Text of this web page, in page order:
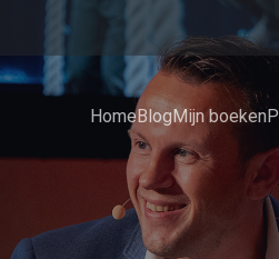
HomeBlogMijn boeken